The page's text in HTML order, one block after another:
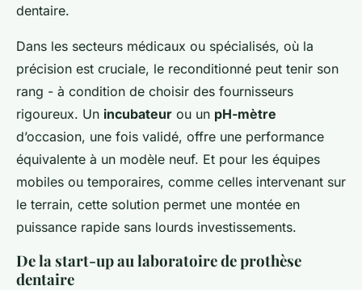
dentaire.
Dans les secteurs médicaux ou spécialisés, où la
précision est cruciale, le reconditionné peut tenir son
rang - à condition de choisir des fournisseurs
rigoureux. Un incubateur ou un pH-mètre
d’occasion, une fois validé, offre une performance
équivalente à un modèle neuf. Et pour les équipes
mobiles ou temporaires, comme celles intervenant sur
le terrain, cette solution permet une montée en
puissance rapide sans lourds investissements.
De la start-up au laboratoire de prothèse
dentaire